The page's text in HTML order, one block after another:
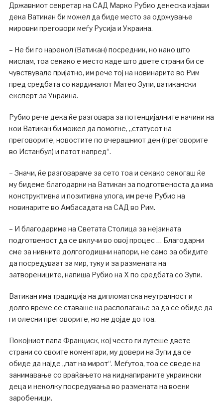
Државниот секретар на САД Марко Рубио денеска изјави
дека Ватикан би можел да биде место за одржување
мировни преговори меѓу Русија и Украина.
– Не би го нарекол (Ватикан) посредник, но како што
мислам, тоа секако е место каде што двете страни би се
чувствувале пријатно, им рече тој на новинарите во Рим
пред средбата со кардиналот Матео Зупи, ватикански
експерт за Украина.
Рубио рече дека ќе разговара за потенцијалните начини на
кои Ватикан би можел да помогне, „статусот на
преговорите, новостите по вчерашниот ден (преговорите
во Истанбул) и патот напред“.
– Значи, ќе разговараме за сето тоа и секако секогаш ќе
му бидеме благодарни на Ватикан за подготвеноста да има
конструктивна и позитивна улога, им рече Рубио на
новинарите во Амбасадата на САД во Рим.
– И благодариме на Светата Столица за нејзината
подготвеност да се вклучи во овој процес … Благодарни
сме за нивните долгогодишни напори, не само за обидите
да посредуваат за мир, туку и за размената на
затворениците, напиша Рубио на Х по средбата со Зупи.
Ватикан има традиција на дипломатска неутралност и
долго време се ставаше на располагање за да се обиде да
ги олесни преговорите, но не дојде до тоа.
Покојниот папа Франциск, кој често ги лутеше двете
страни со своите коментари, му довери на Зупи да се
обиде да најде „пат на мирот“. Меѓутоа, тоа се сведе на
занимавање со враќањето на киднапираните украински
деца и неколку посредувања во размената на воени
заробеници.